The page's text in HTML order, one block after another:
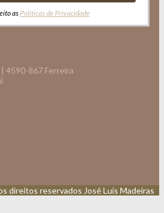
as Políticas de Privacidade
| 4590-867 Ferreira
direitos reservados José Luís Madeiras